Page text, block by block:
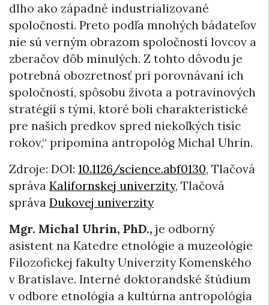
dlho ako západné industrializované
spoločnosti. Preto podľa mnohých bádateľov
nie sú verným obrazom spoločností lovcov a
zberačov dôb minulých. Z tohto dôvodu je
potrebná obozretnosť pri porovnávaní ich
spoločností, spôsobu života a potravinových
stratégií s tými, ktoré boli charakteristické
pre našich predkov spred niekoľkých tisíc
rokov,“ pripomína antropológ Michal Uhrin.
Zdroje: DOI: 10.1126/science.abf0130, Tlačová
správa Kalifornskej univerzity, Tlačová
správa Dukovej univerzity
Mgr. Michal Uhrin, PhD., je odborný
asistent na Katedre etnológie a muzeológie
Filozofickej fakulty Univerzity Komenského
v Bratislave. Interné doktorandské štúdium
v odbore etnológia a kultúrna antropológia